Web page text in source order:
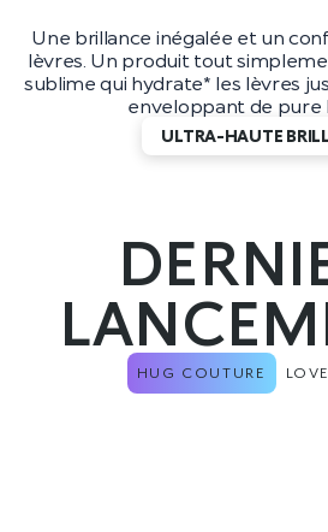
Une brillance inégalée et un
lèvres. Un produit tout
sublime qui hydrate* les lèvres
enveloppant de pure
ULTRA-HAUTE
HUG COUTURE